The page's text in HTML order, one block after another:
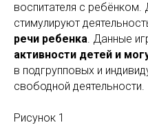
воспитателя с
стимулируют
речи ребенка. Данные
активности детей и
в подгрупповых и
свободной деятельности.
Рисунок 1